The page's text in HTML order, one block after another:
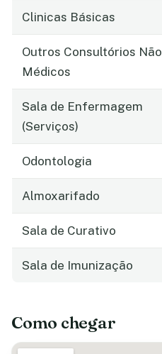
Clinicas Básicas
Outros Consultórios Não
Médicos
Sala de Enfermagem
(Serviços)
Odontologia
Almoxarifado
Sala de Curativo
Sala de Imunização
Como chegar